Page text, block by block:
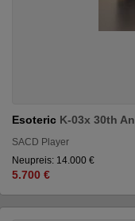
Esoteric K-03x 30th
SACD Player
Neupreis: 14.000 €
5.700 €